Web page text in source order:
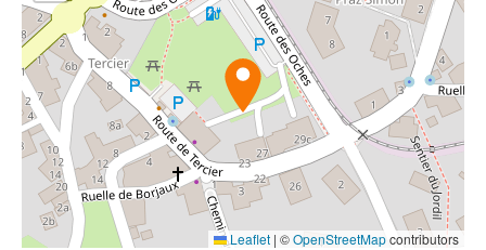
Leaflet | ©OpenStreetMapcontributors